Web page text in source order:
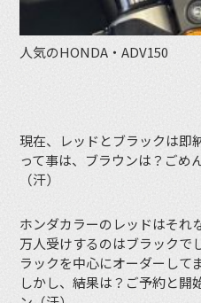
人気のHONDA・ADV150
現在、レッドとブラックは即
って事は、ブラウンは？ごめ
（汗）
ホンダカラーのレッドはそれ
万人受けするのはブラックで
ラックを中心にオーダーして
しかし、結果は？ご予約と開